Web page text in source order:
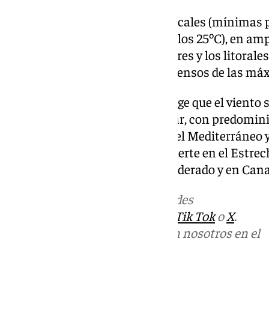
A su vez, se prevén noches tropicales (mínimas
incluso tórridas (por encima de los 25ºC), en
suroeste, el valle del Ebro, Baleares y los
Canarias registrará ligeros descensos de las
Por lo demás, el pronóstico recoge que el
variable en el interior peninsular, con
Además, habrá flojo del este en el
moderado y con intervalos de fuerte en el
gallegas se registrará viento moderado y en
en las redes
Tik TokoX.
Puedes ponerte en contacto con nosotros en el